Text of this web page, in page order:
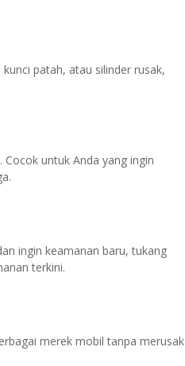
patah, atau silinder rusak,
untuk Anda yang ingin
ingin keamanan baru, tukang
terkini.
merek mobil tanpa merusak